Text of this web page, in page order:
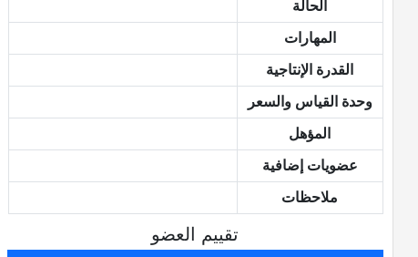
الحالة
المهارات
القدرة الإنتاجية
وحدة القياس والسعر
المؤهل
عضويات إضافية
ملاحظات
تقييم العضو